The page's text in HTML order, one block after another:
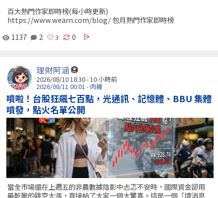
百大熱門作家即時榜(每小時更新)
https://www.wearn.com/blog/ 包月熱門作家即時榜
1137
2 0
理財阿涵
2026/08/10 18:30 - 10 小時前
2026/08/11 00:01 - 肉雞
噴啦！台股狂飆七百點，光通訊、記憶體、BBU 集體
噴發，點火名單公開
當全市場還在上週五的非農數據陰影中忐忑不安時，國際資金卻用
最乾脆的跳空大漲，直接給了大家一個大驚喜。這是一個「壞消息